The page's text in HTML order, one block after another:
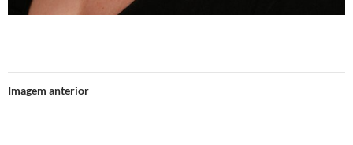
Imagem anterior